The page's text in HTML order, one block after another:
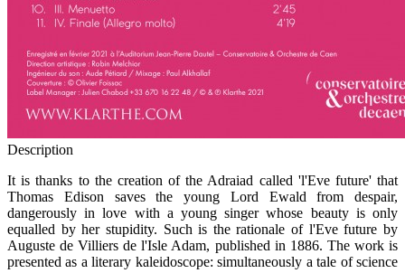
Description
It is thanks to the creation of the Adraiad called 'l'Eve future' that
Thomas Edison saves the young Lord Ewald from despair,
dangerously in love with a young singer whose beauty is only
equalled by her stupidity. Such is the rationale of l'Eve future by
Auguste de Villiers de l'Isle Adam, published in 1886. The work is
presented as a literary kaleidoscope: simultaneously a tale of science